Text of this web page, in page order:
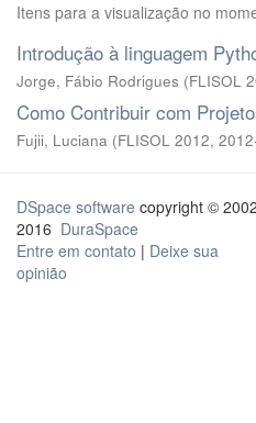
Itens para a visualização no
Introdução à linguagem
Jorge, Fábio Rodrigues (FLISOL
Como Contribuir com
Fujii, Luciana (FLISOL 2012,
DSpace software copyright ©
2016 DuraSpace
Entre em contato | Deixe sua
opinião